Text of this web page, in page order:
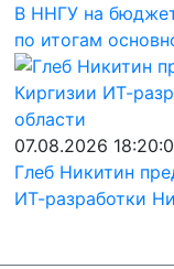
В ННГУ на
по итогам
07.08.2026
Глеб Никитин
ИТ-разработки